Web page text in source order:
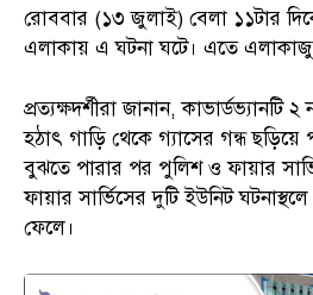
রোববার (১৩ জুলাই) বেলা ১১টার
এলাকায় এ ঘটনা ঘটে। এতে
প্রত্যক্ষদর্শীরা জানান, কাভার্ডভ্যানটি
হঠাৎ গাড়ি থেকে গ্যাসের গন্ধ ছড়িয়ে
বুঝতে পারার পর পুলিশ ও ফায়ার
ফায়ার সার্ভিসের দুটি ইউনিট
ফেলে।